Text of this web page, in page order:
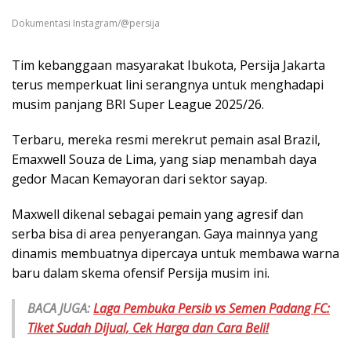
Dokumentasi Instagram/@persija
Tim kebanggaan masyarakat Ibukota, Persija Jakarta
terus memperkuat lini serangnya untuk menghadapi
musim panjang BRI Super League 2025/26.
Terbaru, mereka resmi merekrut pemain asal Brazil,
Emaxwell Souza de Lima, yang siap menambah daya
gedor Macan Kemayoran dari sektor sayap.
Maxwell dikenal sebagai pemain yang agresif dan
serba bisa di area penyerangan. Gaya mainnya yang
dinamis membuatnya dipercaya untuk membawa warna
baru dalam skema ofensif Persija musim ini.
BACA JUGA:Laga Pembuka Persib vs Semen Padang FC:
Tiket Sudah Dijual, Cek Harga dan Cara Beli!